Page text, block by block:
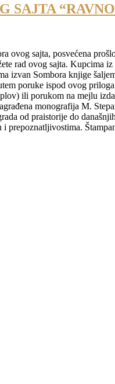
SAJTA
ovog sajta, posvećena
rad ovog sajta. Kupcima
izvan Sombora knjige
poruke ispod ovog
ili porukom na mejlu
monografija M.
od praistorije do
prepoznatljivostima.